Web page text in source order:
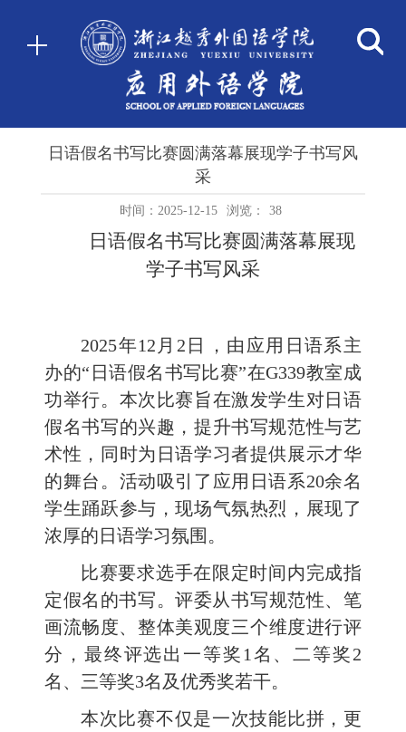
‌日语假名书写比赛圆满落幕展现学子书写风
采
时间：2025-12-15 浏览： 38
‌日语假名书写比赛圆满落幕展现
学子书写风采
‌2025年12月2日‌，由应用日语系主
办的“日语假名书写比赛”在G339教室成
功举行。本次比赛旨在激发学生对日语
假名书写的兴趣，提升书写规范性与艺
术性，同时为日语学习者提供展示才华
的舞台。活动吸引了应用日语系20余名
学生踊跃参与，现场气氛热烈，展现了
浓厚的日语学习氛围。
比赛要求选手在限定时间内完成指
定假名的书写。评委从‌书写规范性、笔
画流畅度、整体美观度‌三个维度进行评
分，最终评选出一等奖1名、二等奖2
名、三等奖3名及优秀奖若干。
本次比赛不仅是一次技能比拼，更